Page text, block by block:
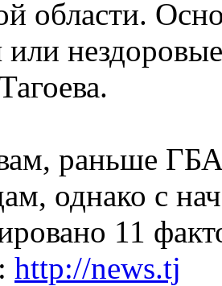
области.
раньше
однако с
11
http://news.tj